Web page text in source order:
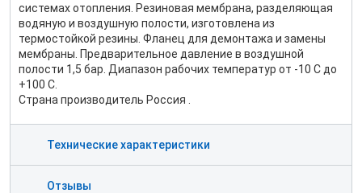
системах отопления. Резиновая мембрана, разделяющая
водяную и воздушную полости, изготовлена из
термостойкой резины. Фланец для демонтажа и замены
мембраны. Предварительное давление в воздушной
полости 1,5 бар. Диапазон рабочих температур от -10 С до
+100 С.
Страна производитель Россия .
Технические характеристики
Отзывы